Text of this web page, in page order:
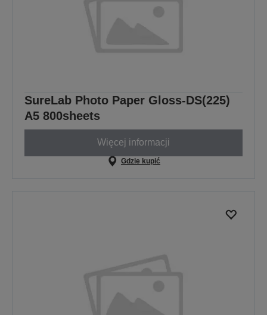
SureLab Photo Paper Gloss-DS(225)
A5 800sheets
Więcej informacji
Gdzie kupić